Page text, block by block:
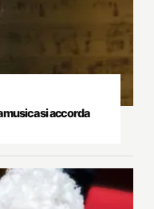
musica si accorda